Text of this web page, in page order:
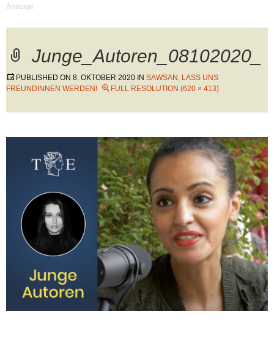
Junge_Autoren_08102020_
PUBLISHED ON 8. OKTOBER 2020 IN SAWSAN, LASS UNS
FREUNDINNEN WERDEN!
FULL RESOLUTION (620 × 413)